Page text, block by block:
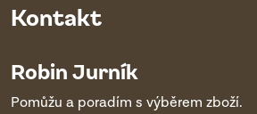
Kontakt
Robin Jurník
Pomůžu a poradím s výběrem zboží.